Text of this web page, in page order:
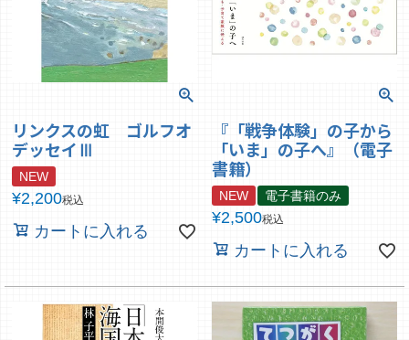
リンクスの虹 ゴルフオ
デッセイⅢ
NEW
¥2,200税込
カートに入れる
『「戦争体験」の子から
「いま」の子へ』（電子
書籍）
NEW 電子書籍のみ
¥2,500税込
カートに入れる